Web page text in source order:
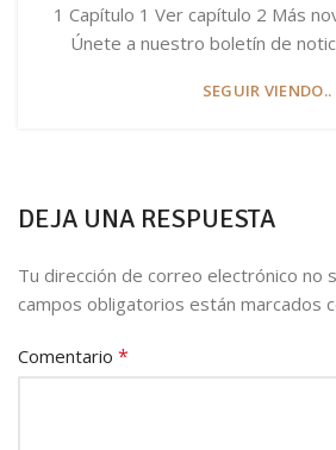
1 Capítulo 1 Ver capítulo 2 Más
Únete a nuestro boletín de
SEGUIR VIENDO..
DEJA UNA RESPUESTA
Tu dirección de correo electrónico no
campos obligatorios están marcados
Comentario *